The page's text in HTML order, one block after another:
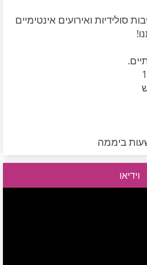
סולידיות ואירועים אינטימיים
וידיאו